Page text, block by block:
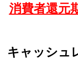
消費者還元
キャッシュ